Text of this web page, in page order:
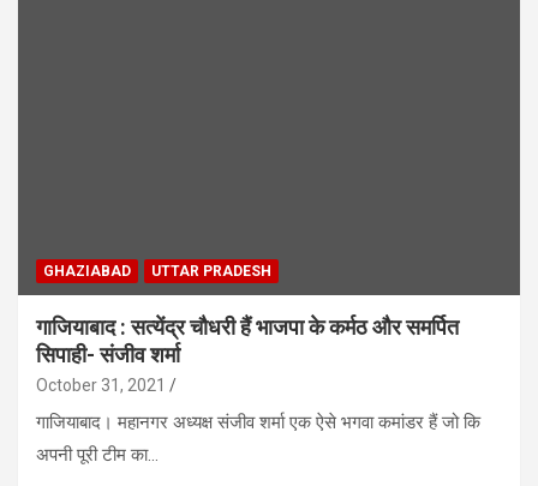
GHAZIABAD UTTAR PRADESH
गाजियाबाद : सत्येंद्र चौधरी हैं भाजपा के कर्मठ और समर्पित
सिपाही- संजीव शर्मा
October 31, 2021
गाजियाबाद। महानगर अध्यक्ष संजीव शर्मा एक ऐसे भगवा कमांडर हैं जो कि
अपनी पूरी टीम का…